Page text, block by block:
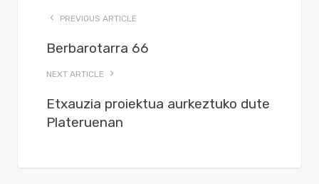
PREVIOUS ARTICLE
Berbarotarra 66
NEXT ARTICLE
Etxauzia proiektua aurkeztuko dute
Plateruenan